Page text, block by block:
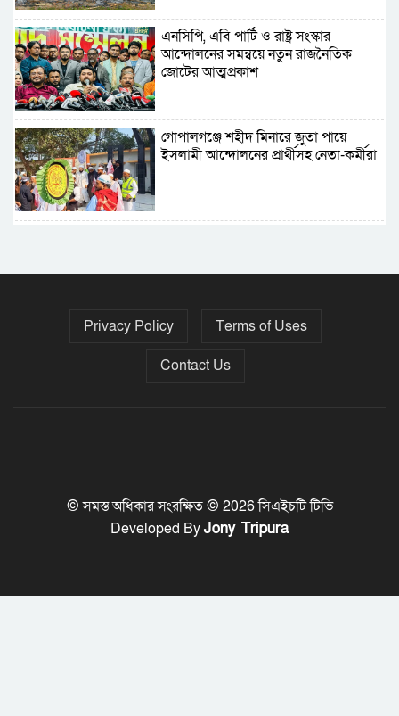
এনসিপি, এবি পার্টি ও রাষ্ট্র সংস্কার
আন্দোলনের সমন্বয়ে নতুন রাজনৈতিক
জোটের আত্মপ্রকাশ
গোপালগঞ্জে শহীদ মিনারে জুতা পায়ে
ইসলামী আন্দোলনের প্রার্থীসহ নেতা-কর্মীরা
নির্বাচনের তফসিল ৮-১৫ ডিসেম্বরের মধ্যে
যেকোনো দিন
Privacy Policy
Terms of Uses
Contact Us
© সমস্ত অধিকার সংরক্ষিত © 2026 সিএইচটি টিভি
Developed ByJony Tripura